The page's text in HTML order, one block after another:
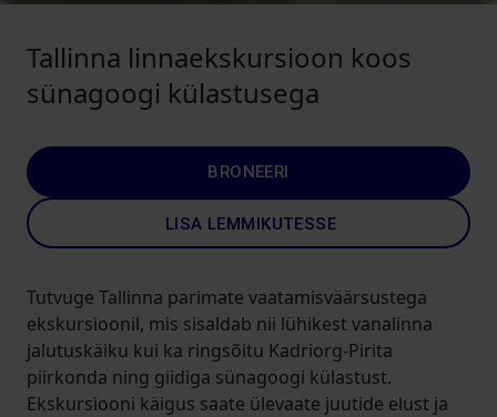
Tallinna linnaekskursioon koos
sünagoogi külastusega
BRONEERI
LISA LEMMIKUTESSE
Tutvuge Tallinna parimate vaatamisväärsustega
ekskursioonil, mis sisaldab nii lühikest vanalinna
jalutuskäiku kui ka ringsõitu Kadriorg-Pirita
piirkonda ning giidiga sünagoogi külastust.
Ekskursiooni käigus saate ülevaate juutide elust ja